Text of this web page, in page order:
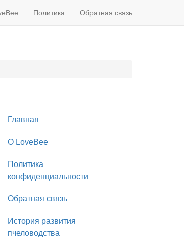
Политика Обратная связь
Главная
О LoveBee
Политика
конфиденциальности
Обратная связь
История развития
пчеловодства